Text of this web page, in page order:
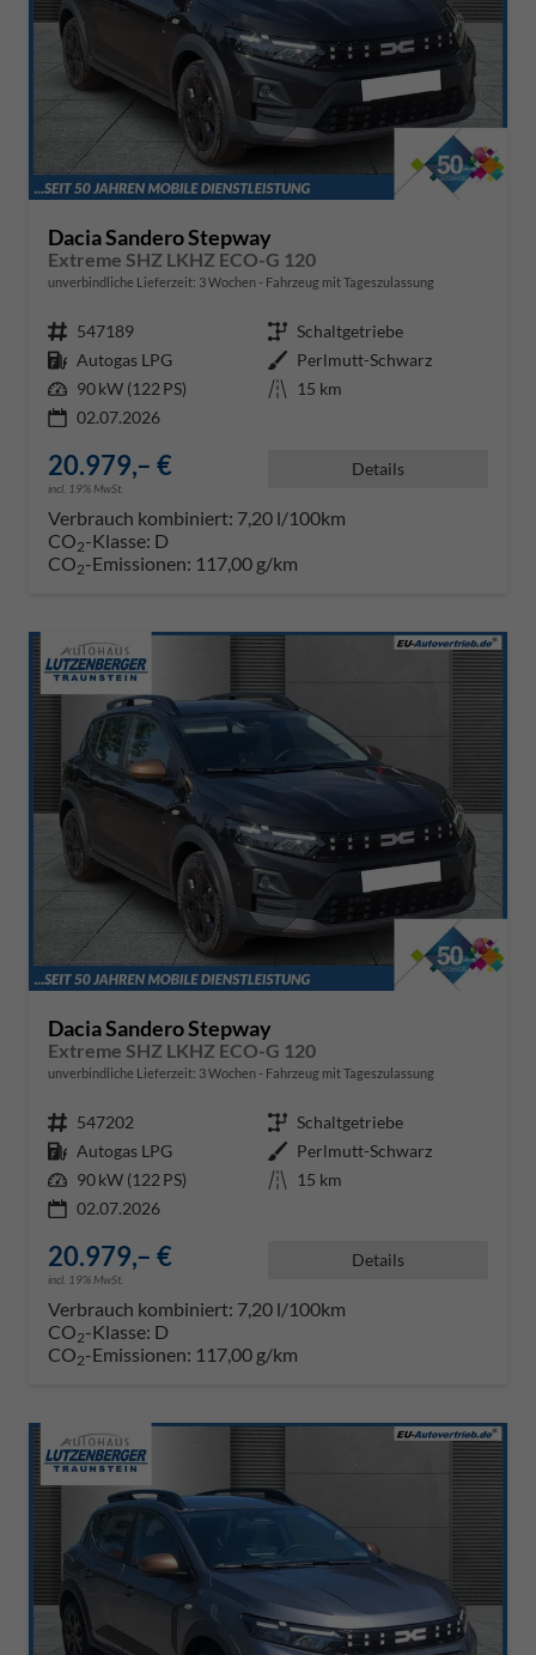
Dacia Sandero Stepway
Extreme SHZ LKHZ ECO-G 120
unverbindliche Lieferzeit: 3 Wochen Fahrzeug mit Tageszulassung
Fahrzeugnr. 547189 Getriebe Schaltgetriebe
Kraftstoff Autogas LPG Außenfarbe Perlmutt-Schwarz
Leistung 90 kW (122 PS) Kilometerstand 15 km
02.07.2026
20.979,– €
incl. 19% MwSt.
Details
Verbrauch kombiniert: 7,20 l/100km
CO2-Klasse: D
CO2-Emissionen: 117,00 g/km
Dacia Sandero Stepway
Extreme SHZ LKHZ ECO-G 120
unverbindliche Lieferzeit: 3 Wochen Fahrzeug mit Tageszulassung
Fahrzeugnr. 547202 Getriebe Schaltgetriebe
Kraftstoff Autogas LPG Außenfarbe Perlmutt-Schwarz
Leistung 90 kW (122 PS) Kilometerstand 15 km
02.07.2026
20.979,– €
incl. 19% MwSt.
Details
Verbrauch kombiniert: 7,20 l/100km
CO2-Klasse: D
CO2-Emissionen: 117,00 g/km